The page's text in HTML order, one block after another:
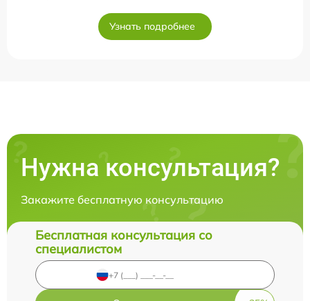
Узнать подробнее
Нужна консультация?
Закажите бесплатную консультацию
Бесплатная консультация со
специалистом